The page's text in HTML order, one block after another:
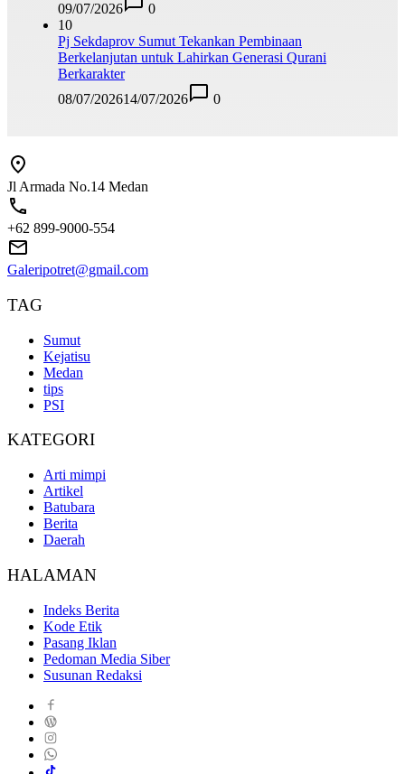
09/07/2026
0
10
Pj Sekdaprov Sumut Tekankan Pembinaan
Berkelanjutan untuk Lahirkan Generasi Qurani
Berkarakter
08/07/202614/07/2026 0
Jl Armada No.14 Medan
+62 899-9000-554
Galeripotret@gmail.com
TAG
Sumut
Kejatisu
Medan
tips
PSI
KATEGORI
Arti mimpi
Artikel
Batubara
Berita
Daerah
HALAMAN
Indeks Berita
Kode Etik
Pasang Iklan
Pedoman Media Siber
Susunan Redaksi